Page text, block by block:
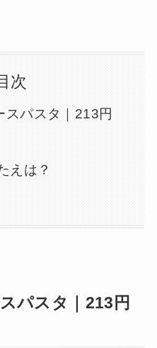
次
スパスタ｜213円
えは？
パスタ｜213円